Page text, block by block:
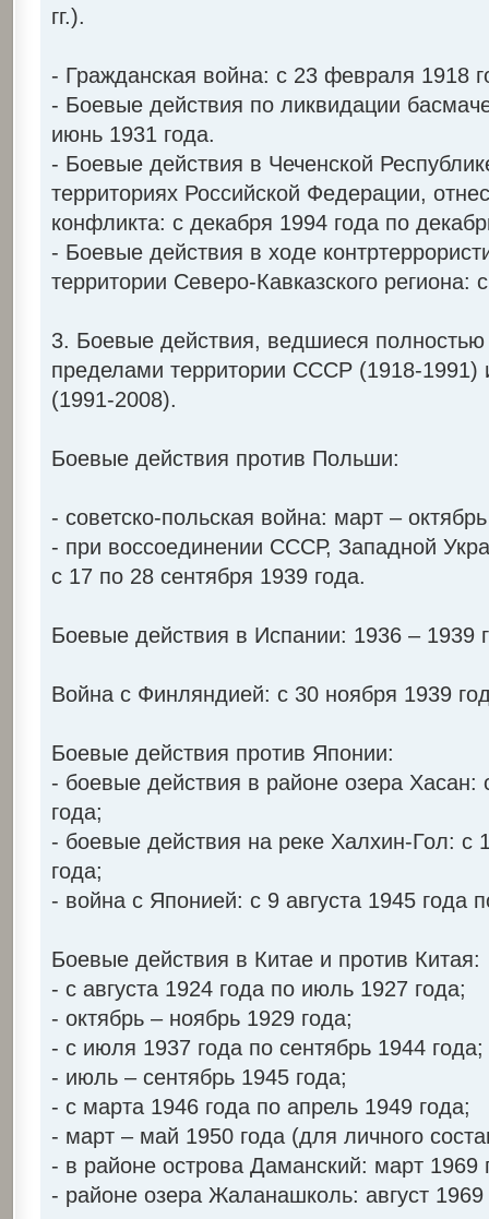
гг.).
- Гражданская война: с 23 февраля 1918
- Боевые действия по ликвидации
июнь 1931 года.
- Боевые действия в Чеченской
территориях Российской Федерации,
конфликта: с декабря 1994 года по
- Боевые действия в ходе
территории Северо-Кавказского региона:
3. Боевые действия, ведшиеся
пределами территории СССР (1918-1991)
(1991-2008).
Боевые действия против Польши:
- советско-польская война: март –
- при воссоединении СССР, Западной
с 17 по 28 сентября 1939 года.
Боевые действия в Испании: 1936 – 1939
Война с Финляндией: с 30 ноября 1939
Боевые действия против Японии:
- боевые действия в районе озера Хасан:
года;
- боевые действия на реке Халхин-Гол: с
года;
- война с Японией: с 9 августа 1945 года
Боевые действия в Китае и против Китая:
- с августа 1924 года по июль 1927 года;
- октябрь – ноябрь 1929 года;
- с июля 1937 года по сентябрь 1944 года;
- июль – сентябрь 1945 года;
- с марта 1946 года по апрель 1949 года;
- март – май 1950 года (для личного
- в районе острова Даманский: март 1969
- районе озера Жаланашколь: август 1969